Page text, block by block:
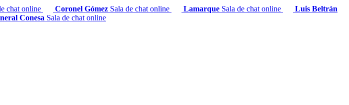
chat online Coronel Gómez Sala de chat online Lamarque Sala de chat online
Luis Beltrán
Conesa Sala de chat online